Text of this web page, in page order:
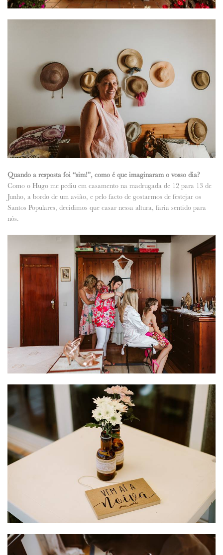
Quando a resposta foi “sim!”, como é que imaginaram o vosso dia?
Como o Hugo me pediu em casamento na madrugada de 12 para 13 de
Junho, a bordo de um avião, e pelo facto de gostarmos de festejar os
Santos Populares, decidimos que casar nessa altura, faria sentido para
nós.